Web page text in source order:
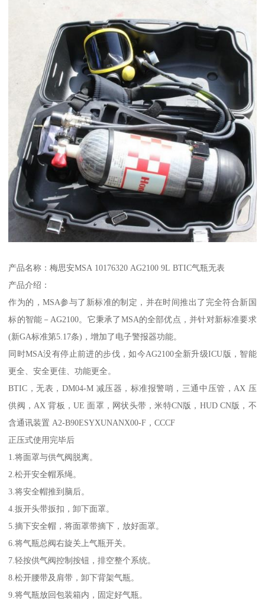
产品名称：梅思安MSA 10176320 AG2100 9L BTIC气瓶无表
产品介绍：
作为的，MSA参与了新标准的制定，并在时间推出了完全符合新国
标的智能－AG2100。它秉承了MSA的全部优点，并针对新标准要求
(新GA标准第5.17条)，增加了电子警报器功能。
同时MSA没有停止前进的步伐，如今AG2100全新升级ICU版，智能
更全、安全更佳、功能更全。
BTIC，无表，DM04-M 减压器，标准报警哨，三通中压管，AX 压
供阀，AX 背板，UE 面罩，网状头带，米特CN版，HUD CN版，不
含通讯装置 A2-B90ESYXUNANX00-F，CCCF
正压式使用完毕后
1.将面罩与供气阀脱离。
2.松开安全帽系绳。
3.将安全帽推到脑后。
4.扳开头带扳扣，卸下面罩。
5.摘下安全帽，将面罩带摘下，放好面罩。
6.将气瓶总阀右旋关上气瓶开关。
7.轻按供气阀控制按钮，排空整个系统。
8.松开腰带及肩带，卸下背架气瓶。
9.将气瓶放回包装箱内，固定好气瓶。